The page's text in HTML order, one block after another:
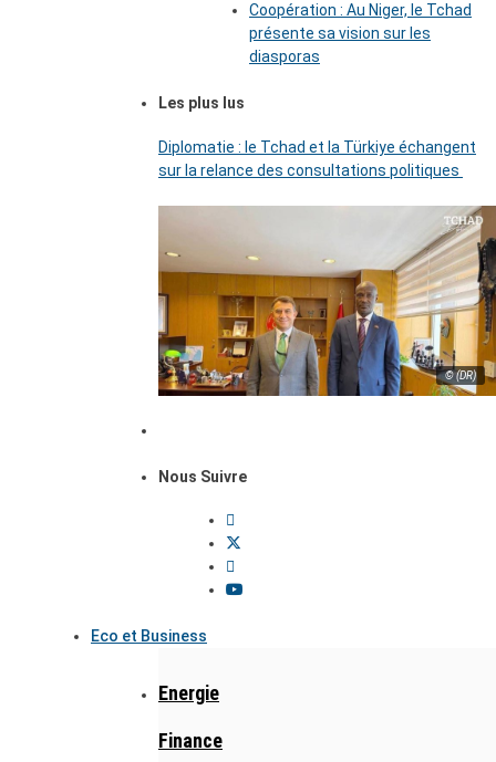
Coopération : Au Niger, le Tchad
présente sa vision sur les
diasporas
Les plus lus
Diplomatie : le Tchad et la Türkiye échangent
sur la relance des consultations politiques
© (DR)
Nous Suivre
Eco et Business
Energie
Finance